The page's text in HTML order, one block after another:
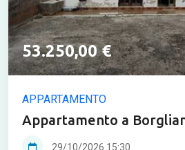
53.250,00 €
APPARTAMENTO
Appartamento a
29/10/2026 15:30